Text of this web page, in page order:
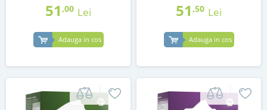
51 ,00 Lei
Adauga in cos
51 ,50 Lei
Adauga in cos